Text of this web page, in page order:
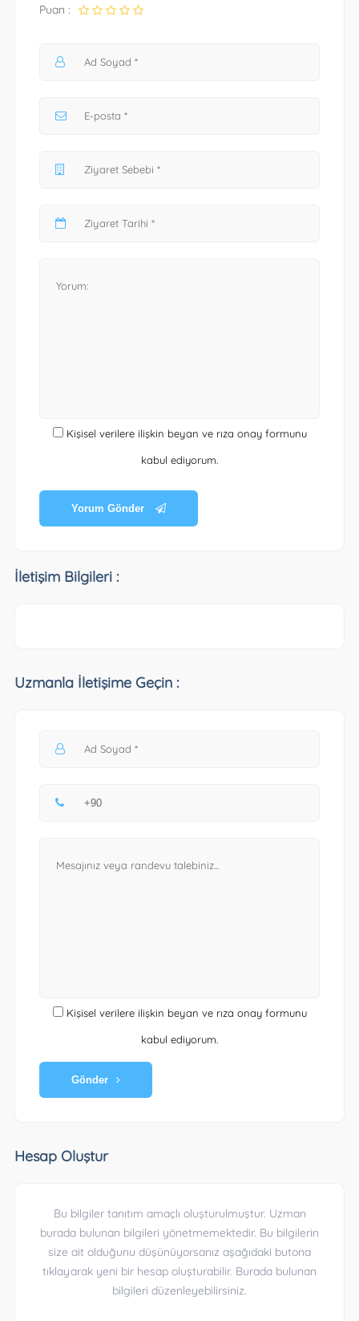
Puan :
Kişisel verilere ilişkin beyan ve rıza onay formunu
kabul ediyorum.
Yorum Gönder
İletişim Bilgileri :
Uzmanla İletişime Geçin :
Kişisel verilere ilişkin beyan ve rıza onay formunu
kabul ediyorum.
Gönder
Hesap Oluştur
Bu bilgiler tanıtım amaçlı oluşturulmuştur. Uzman
burada bulunan bilgileri yönetmemektedir. Bu bilgilerin
size ait olduğunu düşünüyorsanız aşağıdaki butona
tıklayarak yeni bir hesap oluşturabilir. Burada bulunan
bilgileri düzenleyebilirsiniz.